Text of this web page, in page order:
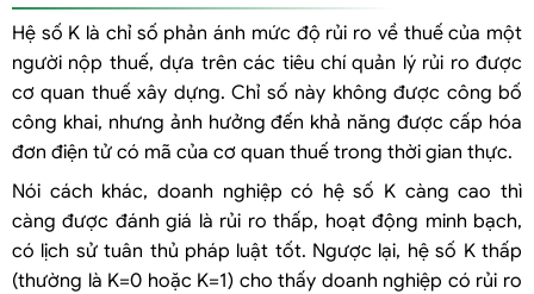
Hệ số K là chỉ số phản ánh mức độ rủi ro về thuế của một
người nộp thuế, dựa trên các tiêu chí quản lý rủi ro được
cơ quan thuế xây dựng. Chỉ số này không được công bố
công khai, nhưng ảnh hưởng đến khả năng được cấp hóa
đơn điện tử có mã của cơ quan thuế trong thời gian thực.
Nói cách khác, doanh nghiệp có hệ số K càng cao thì
càng được đánh giá là rủi ro thấp, hoạt động minh bạch,
có lịch sử tuân thủ pháp luật tốt. Ngược lại, hệ số K thấp
(thường là K=0 hoặc K=1) cho thấy doanh nghiệp có rủi ro